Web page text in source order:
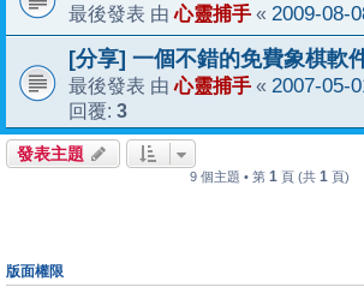
最後發表 由心靈捕手 « 2009-08-
[分享] 一個不錯的免費象棋軟
最後發表 由心靈捕手 « 2007-05-
回覆: 3
發表主題
9 個主題 • 第 1 頁 (共 1 頁)
版面權限